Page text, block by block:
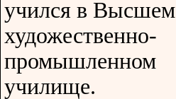
учился в Высшем
художественно-
промышленном
училище.